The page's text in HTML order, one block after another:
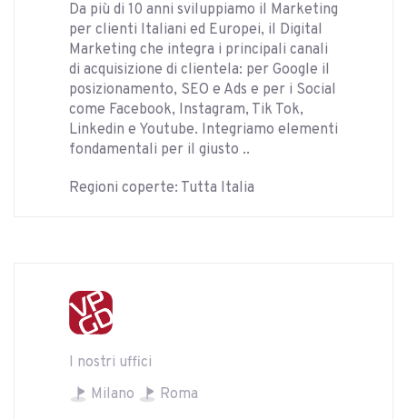
Da più di 10 anni sviluppiamo il Marketing
per clienti Italiani ed Europei, il Digital
Marketing che integra i principali canali
di acquisizione di clientela: per Google il
posizionamento, SEO e Ads e per i Social
come Facebook, Instagram, Tik Tok,
Linkedin e Youtube. Integriamo elementi
fondamentali per il giusto ..
Regioni coperte: Tutta Italia
I nostri uffici
Milano
Roma